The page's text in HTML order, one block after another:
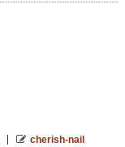
cherish-nail